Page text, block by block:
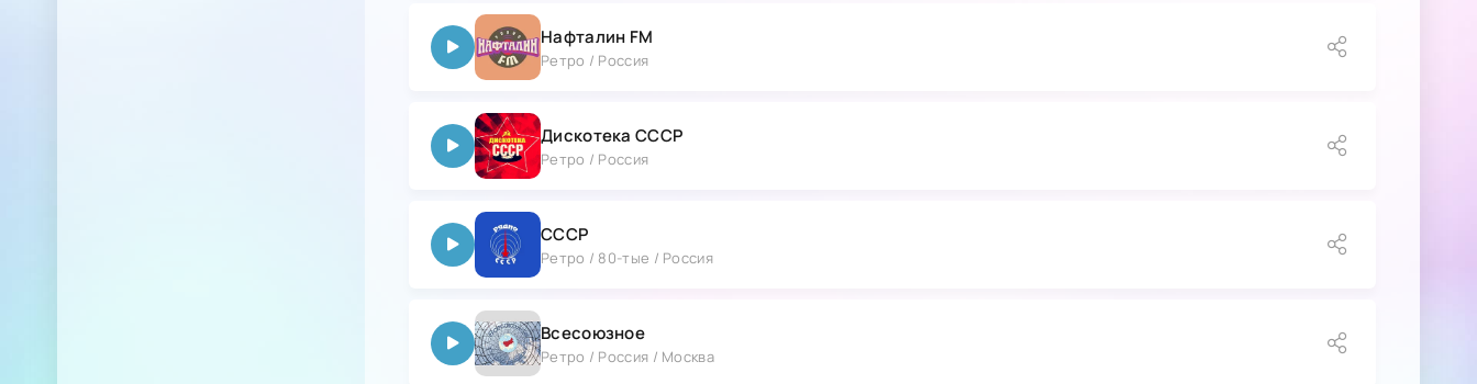
Нафталин FM
Ретро / Россия
Дискотека СССР
Ретро / Россия
СССР
Ретро / 80-тые / Россия
Всесоюзное
Ретро / Россия / Москва